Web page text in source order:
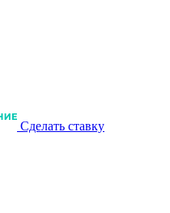
Сделать ставку